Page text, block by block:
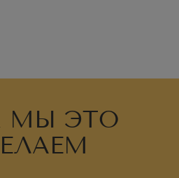
МЫ ЭТО